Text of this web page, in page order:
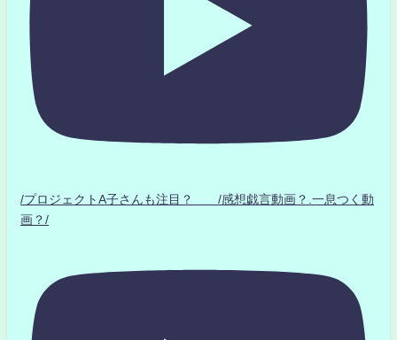
/プロジェクトA子さんも注目？ /感想戯言動画？.一息つく動
画？/